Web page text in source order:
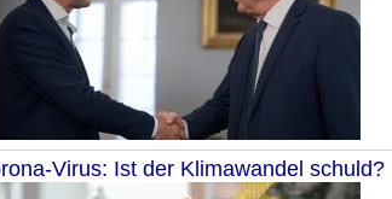
Virus: Ist der Klimawandel schuld?